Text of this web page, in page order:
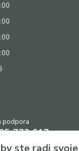
podpora
773 017
- 17:00, So: 9:00 - 12:00)
ste radi